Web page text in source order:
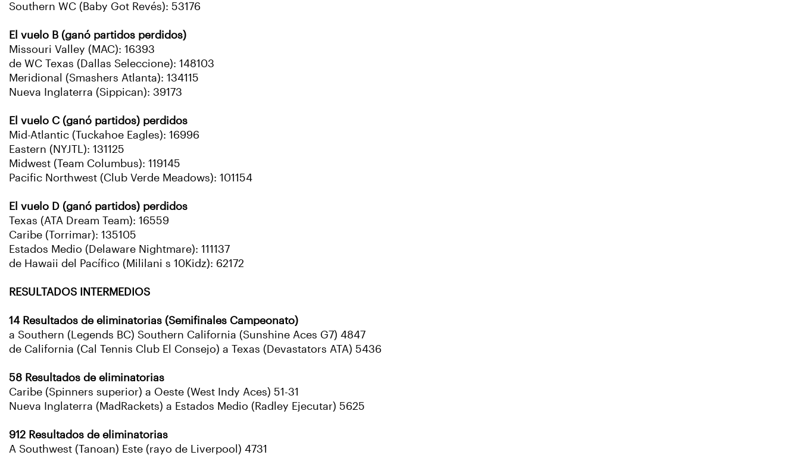
Southern WC (Baby Got Revés): 53176
El vuelo B (ganó partidos perdidos)
Missouri Valley (MAC): 16393
de WC Texas (Dallas Seleccione): 148103
Meridional (Smashers Atlanta): 134115
Nueva Inglaterra (Sippican): 39173
El vuelo C (ganó partidos) perdidos
Mid-Atlantic (Tuckahoe Eagles): 16996
Eastern (NYJTL): 131125
Midwest (Team Columbus): 119145
Pacific Northwest (Club Verde Meadows): 101154
El vuelo D (ganó partidos) perdidos
Texas (ATA Dream Team): 16559
Caribe (Torrimar): 135105
Estados Medio (Delaware Nightmare): 111137
de Hawaii del Pacífico (Mililani s 10Kidz): 62172
RESULTADOS INTERMEDIOS
14 Resultados de eliminatorias (Semifinales Campeonato)
a Southern (Legends BC) Southern California (Sunshine Aces G7) 4847
de California (Cal Tennis Club El Consejo) a Texas (Devastators ATA) 5436
58 Resultados de eliminatorias
Caribe (Spinners superior) a Oeste (West Indy Aces) 51-31
Nueva Inglaterra (MadRackets) a Estados Medio (Radley Ejecutar) 5625
912 Resultados de eliminatorias
A Southwest (Tanoan) Este (rayo de Liverpool) 4731